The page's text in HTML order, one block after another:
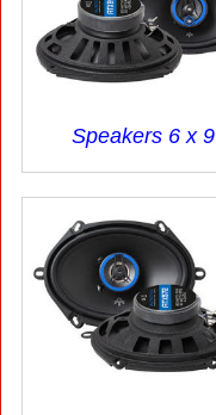
Speakers 6 x 9